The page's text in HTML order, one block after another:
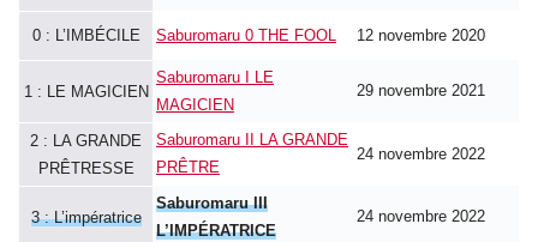
0 : L’IMBÉCILE Saburomaru 0 THE FOOL 12 novembre 2020
1 : LE MAGICIEN
Saburomaru I LE
MAGICIEN
29 novembre 2021
2 : LA GRANDE
PRÊTRESSE
Saburomaru II LA GRANDE
PRÊTRE
24 novembre 2022
3 : L’impératrice
Saburomaru III
L’IMPÉRATRICE
24 novembre 2022